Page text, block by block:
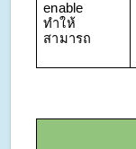
enable
ทำให้
สามารถ